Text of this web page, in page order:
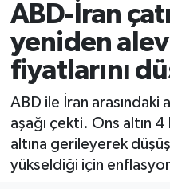
ABD-İran
yeniden
fiyatlarını
ABD ile İran arasındaki
aşağı çekti. Ons altın
altına gerileyerek
yükseldiği için
İstanbul Trafik
Süper Lig Puan
Tüm Manşetler
Son Dakika